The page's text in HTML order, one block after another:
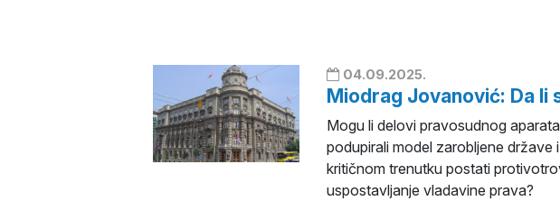
04.09.2025.
Miodrag Jovanović: Da li
Mogu li delovi pravosudnog
podupirali model zarobljene
kritičnom trenutku postati
uspostavljanje vladavine prava?